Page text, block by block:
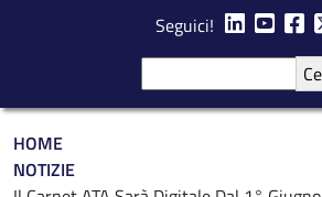
Seguici!
Briciole di pane
HOME
NOTIZIE